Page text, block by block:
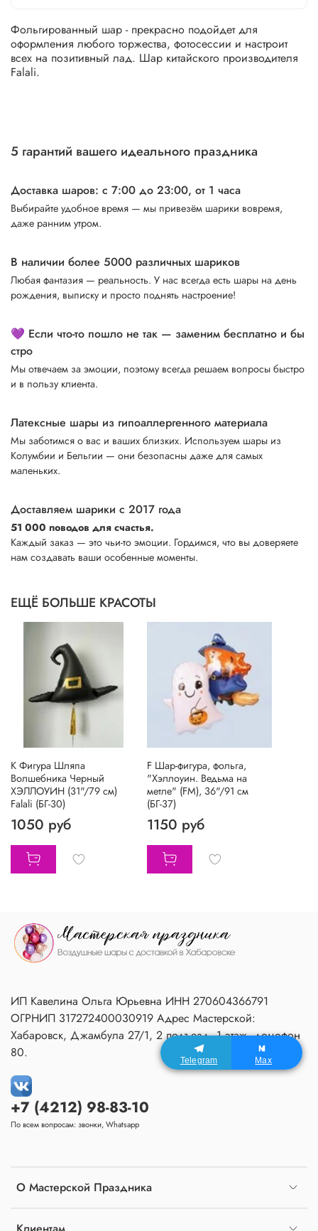
Фольгированный шар - прекрасно подойдет для
оформления любого торжества, фотосессии и настроит
всех на позитивный лад. Шар китайского производителя
Falali.
5 гарантий вашего идеального праздника
Доставка шаров: с 7:00 до 23:00, от 1 часа
Выбирайте удобное время — мы привезём шарики вовремя,
даже ранним утром.
В наличии более 5000 различных шариков
Любая фантазия — реальность. У нас всегда есть шары на день
рождения, выписку и просто поднять настроение!
💜 Если что-то пошло не так — заменим бесплатно и бы
стро
Мы отвечаем за эмоции, поэтому всегда решаем вопросы быстро
и в пользу клиента.
Латексные шары из гипоаллергенного материала
Мы заботимся о вас и ваших близких. Используем шары из
Колумбии и Бельгии — они безопасны даже для самых
маленьких.
Доставляем шарики с 2017 года
51 000 поводов для счастья.
Каждый заказ — это чьи-то эмоции. Гордимся, что вы доверяете
нам создавать ваши особенные моменты.
ЕЩЁ БОЛЬШЕ КРАСОТЫ
К Фигура Шляпа
Волшебника Черный
ХЭЛЛОУИН (31"/79 см)
Falali (БГ-30)
1050 руб
F Шар-фигура, фольга,
"Хэллоуин. Ведьма на
метле" (FM), 36"/91 см
(БГ-37)
1150 руб
О Мастерской Праздника
+7 (4212) 98-83-10
По всем вопросам: звонки, Whatsapp
ИП Кавелина Ольга Юрьевна ИНН 270604366791
ОГРНИП 317272400030919 Адрес Мастерской:
Хабаровск, Джамбула 27/1, 2 подъезд, 1 этаж, домофон
80.
Telegram Max